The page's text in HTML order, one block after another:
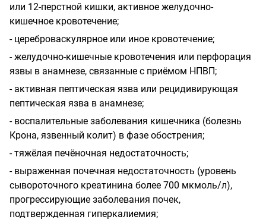
или 12-перстной кишки, активное желудочно-
кишечное кровотечение;
- цереброваскулярное или иное кровотечение;
- желудочно-кишечные кровотечения или перфорация
язвы в анамнезе, связанные с приёмом НПВП;
- активная пептическая язва или рецидивирующая
пептическая язва в анамнезе;
- воспалительные заболевания кишечника (болезнь
Крона, язвенный колит) в фазе обострения;
- тяжёлая печёночная недостаточность;
- выраженная почечная недостаточность (уровень
сывороточного креатинина более 700 мкмоль/л),
прогрессирующие заболевания почек,
подтвержденная гиперкалиемия;